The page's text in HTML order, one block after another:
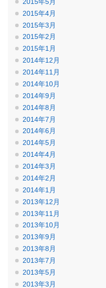
2015年4月
2015年3月
2015年2月
2015年1月
2014年12月
2014年11月
2014年10月
2014年9月
2014年8月
2014年7月
2014年6月
2014年5月
2014年4月
2014年3月
2014年2月
2014年1月
2013年12月
2013年11月
2013年10月
2013年9月
2013年8月
2013年7月
2013年5月
2013年3月